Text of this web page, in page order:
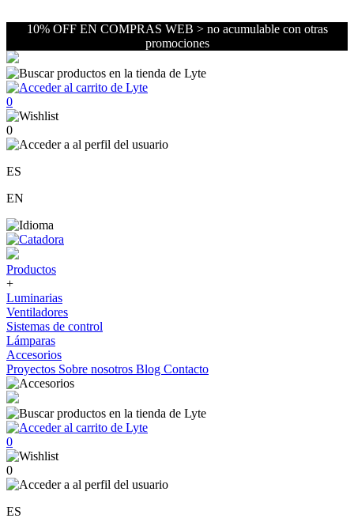
10% OFF EN COMPRAS WEB > no acumulable con otras
promociones
0
0
ES
EN
Productos
+
Luminarias
Ventiladores
Sistemas de control
Lámparas
Accesorios
Proyectos Sobre nosotros Blog Contacto
0
0
ES